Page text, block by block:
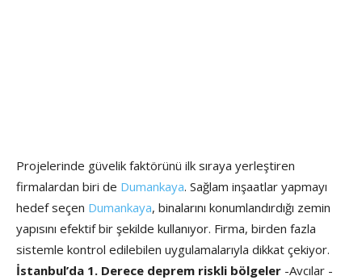
Projelerinde güvelik faktörünü ilk sıraya yerleştiren
firmalardan biri de Dumankaya. Sağlam inşaatlar yapmayı
hedef seçen Dumankaya, binalarını konumlandırdığı zemin
yapısını efektif bir şekilde kullanıyor. Firma, birden fazla
sistemle kontrol edilebilen uygulamalarıyla dikkat çekiyor.
İstanbul’da 1. Derece deprem riskli bölgeler -Avcılar -